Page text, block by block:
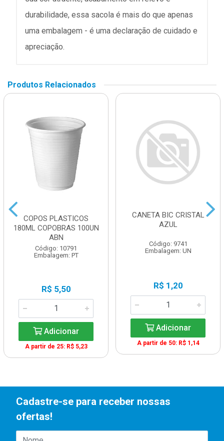
durabilidade, essa sacola é mais do que apenas
uma embalagem - é uma declaração de cuidado e
apreciação.
Produtos Relacionados
COPOS PLASTICOS
180ML COPOBRAS 100UN
ABN
Código: 10791
Embalagem: PT
R$ 5,50
Adicionar
A partir de 25: R$ 5,23
CANETA BIC CRISTAL
AZUL
Código: 9741
Embalagem: UN
R$ 1,20
Adicionar
A partir de 50: R$ 1,14
Cadastre-se para receber nossas
ofertas!